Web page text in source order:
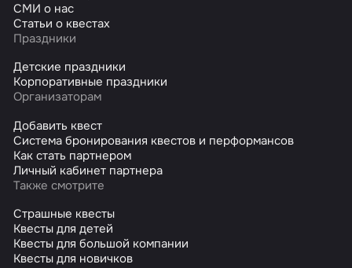
СМИ о нас
Статьи о квестах
Праздники
Детские праздники
Корпоративные праздники
Организаторам
Добавить квест
Система бронирования квестов и перформансов
Как стать партнером
Личный кабинет партнера
Также смотрите
Страшные квесты
Квесты для детей
Квесты для большой компании
Квесты для новичков